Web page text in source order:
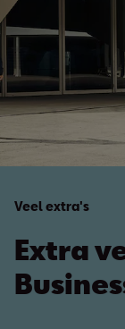
Veel extra's
Extra